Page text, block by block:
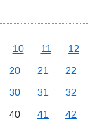
10 11
12
20 21
22
30 31
32
40 41
42